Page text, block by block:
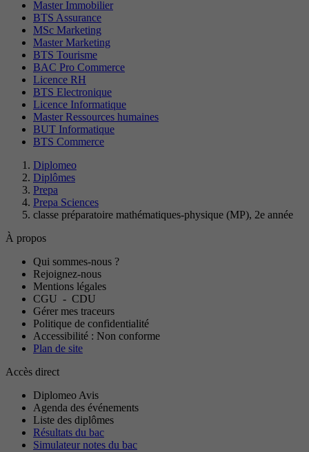
Master Immobilier
BTS Assurance
MSc Marketing
Master Marketing
BTS Tourisme
BAC Pro Commerce
Licence RH
BTS Electronique
Licence Informatique
Master Ressources humaines
BUT Informatique
BTS Commerce
Diplomeo
Diplômes
Prepa
Prepa Sciences
classe préparatoire mathématiques-physique (MP), 2e année
À propos
Qui sommes-nous ?
Rejoignez-nous
Mentions légales
CGU - CDU
Gérer mes traceurs
Politique de confidentialité
Accessibilité : Non conforme
Plan de site
Accès direct
Diplomeo Avis
Agenda des événements
Liste des diplômes
Résultats du bac
Simulateur notes du bac